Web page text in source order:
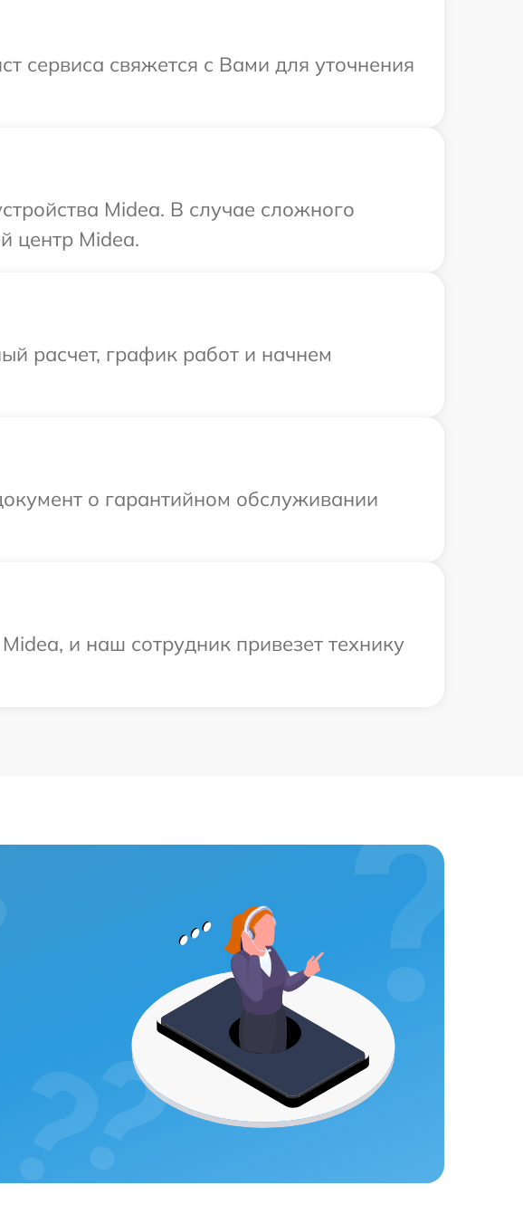
сервиса свяжется с Вами для уточнения
Midea. В случае сложного
центр Midea.
расчет, график работ и начнем
о гарантийном обслуживании
и наш сотрудник привезет технику